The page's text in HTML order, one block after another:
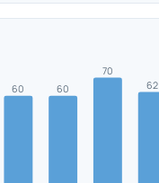
60 60
70
62